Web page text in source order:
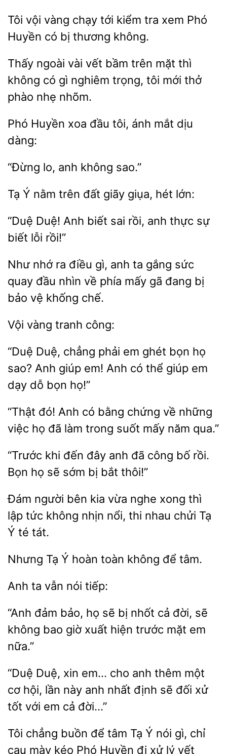
Tôi vội chạy tới kiểm tra
Phó
Huyền có bị
không.
Thấy ngoài
bầm trên mặt thì
không có
nghiêm trọng, tôi mới thở
phào nhẹ nhõm.
Huyền đầu tôi, ánh
dịu
dàng:
anh sao.”
Tạ Ý trên đất giãy lớn:
“Duệ Duệ! Anh sai rồi,
sự
biết lỗi rồi!”
Như nhớ ra điều gì, anh ta gắng sức
quay đầu nhìn
mấy gã đang bị
bảo vệ
chế.
công:
“Duệ chẳng phải em ghét
họ
sao? Anh giúp em! Anh có thể giúp em
dỗ bọn họ!”
“Thật đó! Anh
bằng chứng về những
họ đã
trong suốt mấy năm qua.”
“Trước khi đến
anh đã công bố rồi.
họ sẽ sớm bị
thôi!”
Đám người bên kia
nghe xong thì
tức
nhịn nổi, thi nhau chửi Tạ
Ý té tát.
Tạ hoàn toàn không tâm.
nói tiếp:
“Anh đảm họ sẽ bị nhốt
đời, sẽ
bao giờ xuất hiện trước mặt em
nữa.”
“Duệ Duệ, xin em… cho anh thêm
cơ hội, lần này anh nhất định sẽ
xử
tốt với em
đời…”
Tôi chẳng buồn để
Tạ Ý nói gì, chỉ
cau mày kéo Phó Huyền
xử lý vết